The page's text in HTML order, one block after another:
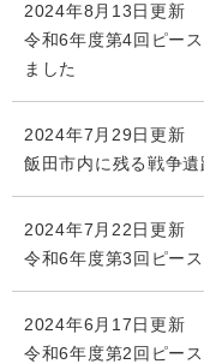
2024年8月13日更新
令和6年度第4回ピー
ました
2024年7月29日更新
飯田市内に残る戦争
2024年7月22日更新
令和6年度第3回ピー
2024年6月17日更新
令和6年度第2回ピー